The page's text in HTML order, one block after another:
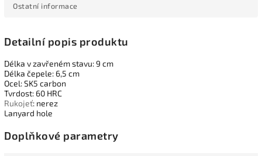
Ostatní informace
Detailní popis produktu
Délka v zavřeném stavu: 9 cm
Délka čepele: 6,5 cm
Ocel: SK5 carbon
Tvrdost: 60 HRC
Rukojeť: nerez
Lanyard hole
Doplňkové parametry